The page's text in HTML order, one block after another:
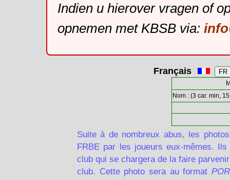
Indien u hierover vragen of
opnemen met KBSB via:
Français
Nom : (3 car. min,
Suite à de nombreux abus, les
FRBE par les joueurs eux-mêmes.
club qui se chargera de la faire
club. Cette photo sera au format